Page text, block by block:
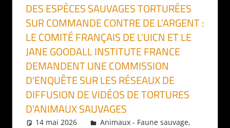
DES ESPÈCES SAUVAGES TORTURÉES
SUR COMMANDE CONTRE DE L’ARGENT :
LE COMITÉ FRANÇAIS DE L’UICN ET LE
JANE GOODALL INSTITUTE FRANCE
DEMANDENT UNE COMMISSION
D’ENQUÊTE SUR LES RÉSEAUX DE
DIFFUSION DE VIDÉOS DE TORTURES
D’ANIMAUX SAUVAGES
14 mai 2026 Daniel
Animaux - Faune sauvage,